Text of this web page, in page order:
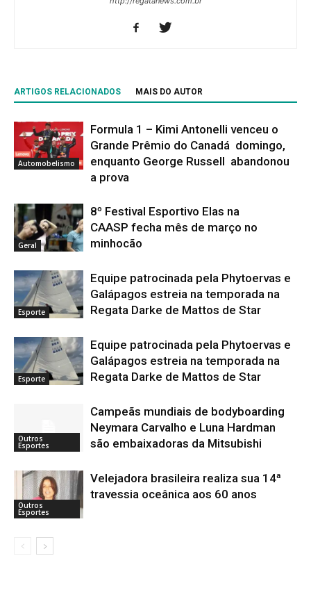
ARTIGOS RELACIONADOS MAIS DO AUTOR
Automobelismo
Formula 1 – Kimi Antonelli venceu o
Grande Prêmio do Canadá domingo,
enquanto George Russell abandonou
a prova
Geral
8º Festival Esportivo Elas na
CAASP fecha mês de março no
minhocão
Esporte
Equipe patrocinada pela Phytoervas e
Galápagos estreia na temporada na
Regata Darke de Mattos de Star
Esporte
Equipe patrocinada pela Phytoervas e
Galápagos estreia na temporada na
Regata Darke de Mattos de Star
Outros
Esportes
Campeãs mundiais de bodyboarding
Neymara Carvalho e Luna Hardman
são embaixadoras da Mitsubishi
Outros
Esportes
Velejadora brasileira realiza sua 14ª
travessia oceânica aos 60 anos